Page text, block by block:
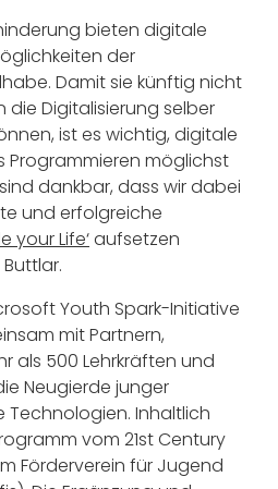
bieten digitale
der
Damit sie künftig nicht
die Digitalisierung selber
ist es wichtig, digitale
Programmieren möglichst
dankbar, dass wir dabei
und erfolgreiche
your Life‘aufsetzen
Youth Spark-Initiative
mit Partnern,
als 500 Lehrkräften und
Neugierde junger
Inhaltlich
vom 21st Century
Förderverein für Jugend